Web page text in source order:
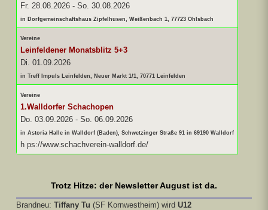
Fr. 28.08.2026 - So. 30.08.2026
in Dorfgemeinschaftshaus Zipfelhusen, Weißenbach 1, 77723 Ohlsbach
Vereine
Leinfeldener Monatsblitz 5+3
Di. 01.09.2026
in Treff Impuls Leinfelden, Neuer Markt 1/1, 70771 Leinfelden
Vereine
1.Walldorfer Schachopen
Do. 03.09.2026 - So. 06.09.2026
in Astoria Halle in Walldorf (Baden), Schwetzinger Straße 91 in 69190 Walldorf
h ps://www.schachverein-walldorf.de/
Trotz Hitze: der Newsletter August ist da.
Brandneu: Tiffany Tu (SF Kornwestheim) wird U12